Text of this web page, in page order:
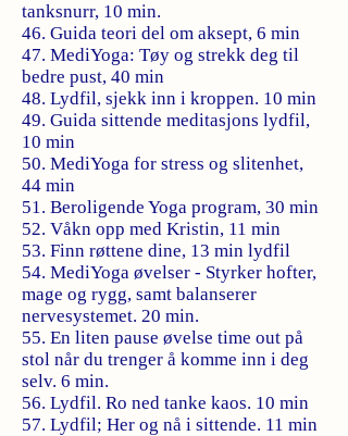
tanksnurr, 10 min.
46. Guida teori del om aksept, 6 min
47. MediYoga: Tøy og strekk deg til
bedre pust, 40 min
48. Lydfil, sjekk inn i kroppen. 10 min
49. Guida sittende meditasjons lydfil,
10 min
50. MediYoga for stress og slitenhet,
44 min
51. Beroligende Yoga program, 30 min
52. Våkn opp med Kristin, 11 min
53. Finn røttene dine, 13 min lydfil
54. MediYoga øvelser - Styrker hofter,
mage og rygg, samt balanserer
nervesystemet. 20 min.
55. En liten pause øvelse time out på
stol når du trenger å komme inn i deg
selv. 6 min.
56. Lydfil. Ro ned tanke kaos. 10 min
57. Lydfil; Her og nå i sittende. 11 min